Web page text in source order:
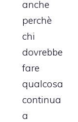
anche
perchè
chi
dovrebbe
fare
qualcosa
continua
a